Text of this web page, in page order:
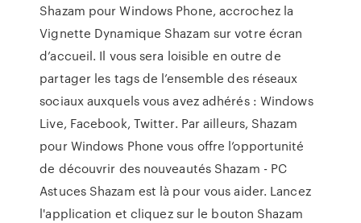
Shazam pour Windows Phone, accrochez la
Vignette Dynamique Shazam sur votre écran
d’accueil. Il vous sera loisible en outre de
partager les tags de l’ensemble des réseaux
sociaux auxquels vous avez adhérés : Windows
Live, Facebook, Twitter. Par ailleurs, Shazam
pour Windows Phone vous offre l’opportunité
de découvrir des nouveautés Shazam - PC
Astuces Shazam est là pour vous aider. Lancez
l'application et cliquez sur le bouton Shazam